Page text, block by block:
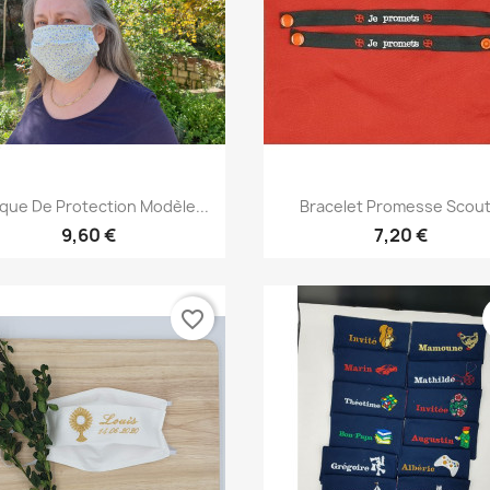
Aperçu rapide
De Protection Modèle...
9,60 €
Aperçu rapide
Bracelet Promesse
7,20 €
favorite_border